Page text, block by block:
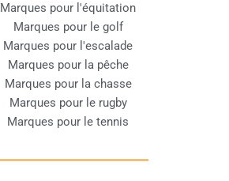
Marques pour l'équitation
Marques pour le golf
Marques pour l'escalade
Marques pour la pêche
Marques pour la chasse
Marques pour le rugby
Marques pour le tennis